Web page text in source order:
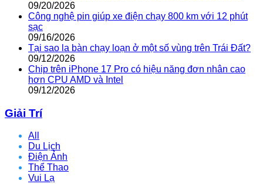
09/20/2026
Công nghệ pin giúp xe điện chạy 800 km với 12 phút
sạc
09/16/2026
Tại sao la bàn chạy loạn ở một số vùng trên Trái Đất?
09/12/2026
Chip trên iPhone 17 Pro có hiệu năng đơn nhân cao
hơn CPU AMD và Intel
09/12/2026
Giải Trí
All
Du Lịch
Điện Ảnh
Thể Thao
Vui Lạ